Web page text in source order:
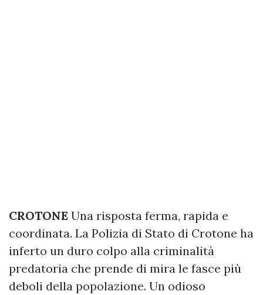
CROTONE Una risposta ferma, rapida e
coordinata. La Polizia di Stato di Crotone ha
inferto un duro colpo alla criminalità
predatoria che prende di mira le fasce più
deboli della popolazione. Un odioso